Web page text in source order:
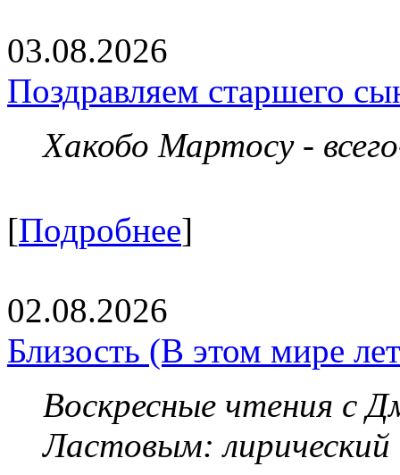
03.08.2026
Поздравляем старшего
Хакобо Мартосу -
[Подробнее]
02.08.2026
Близость (В этом мире
Воскресные чтения с
Ластовым: